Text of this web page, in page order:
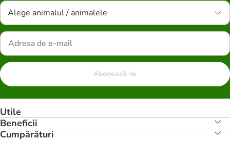
Alege animalul / animalele
Abonează-te
Utile
Beneficii
Cumpărături